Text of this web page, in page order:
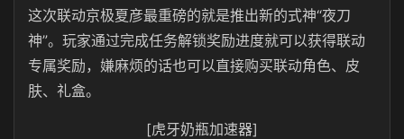
这次联动京极夏彦最重磅的就是推出新的式神“夜刀
神”。玩家通过完成任务解锁奖励进度就可以获得联动
专属奖励，嫌麻烦的话也可以直接购买联动角色、皮
肤、礼盒。
[虎牙奶瓶加速器]